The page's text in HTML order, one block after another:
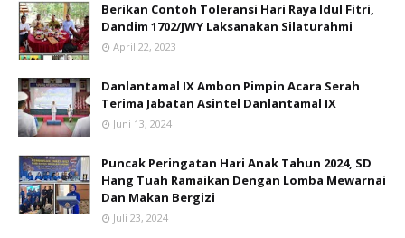
Berikan Contoh Toleransi Hari Raya Idul Fitri,
Dandim 1702/JWY Laksanakan Silaturahmi
April 22, 2023
Danlantamal IX Ambon Pimpin Acara Serah
Terima Jabatan Asintel Danlantamal IX
Juni 13, 2024
Puncak Peringatan Hari Anak Tahun 2024, SD
Hang Tuah Ramaikan Dengan Lomba Mewarnai
Dan Makan Bergizi
Juli 23, 2024